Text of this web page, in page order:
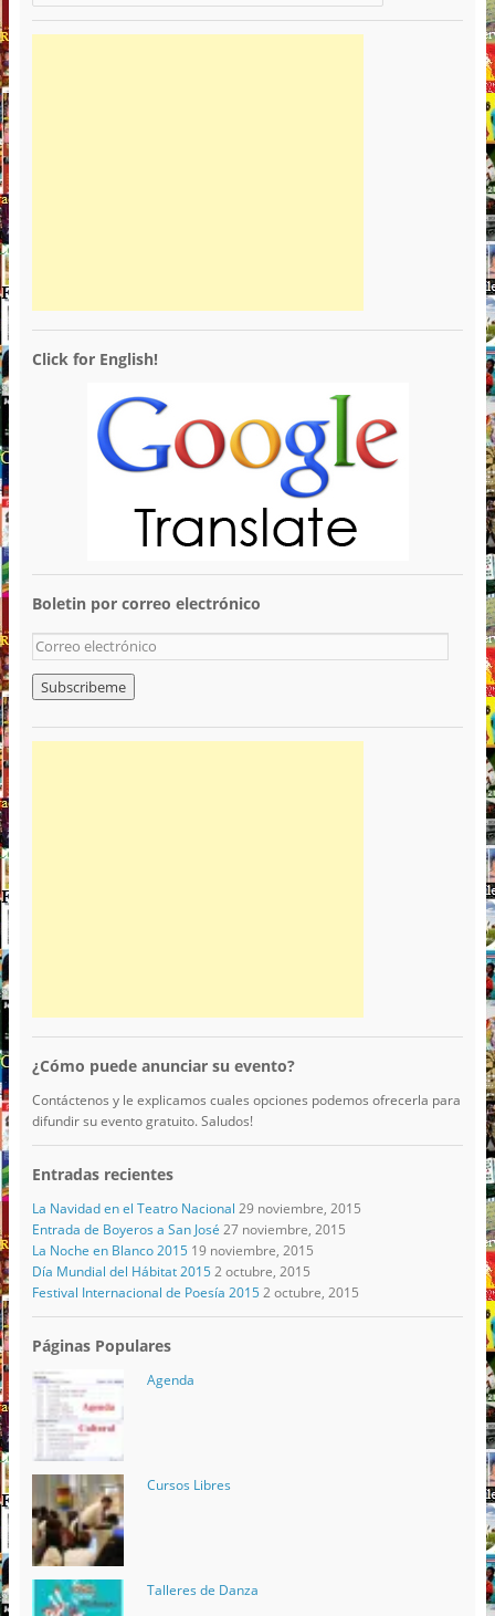
Click for English!
Boletin por correo electrónico
¿Cómo puede anunciar su evento?
Contáctenos y le explicamos cuales opciones podemos ofrecerla para
difundir su evento gratuito. Saludos!
Entradas recientes
La Navidad en el Teatro Nacional 29 noviembre, 2015
Entrada de Boyeros a San José 27 noviembre, 2015
La Noche en Blanco 2015 19 noviembre, 2015
Día Mundial del Hábitat 2015 2 octubre, 2015
Festival Internacional de Poesía 2015 2 octubre, 2015
Páginas Populares
Agenda
Cursos Libres
Talleres de Danza